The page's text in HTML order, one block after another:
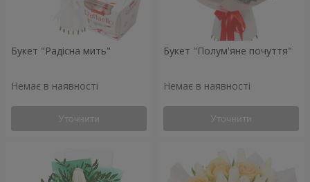
Букет "Радісна мить"
Немає в наявності
Уточнити
Букет "Полум'яне почуття"
Немає в наявності
Уточнити